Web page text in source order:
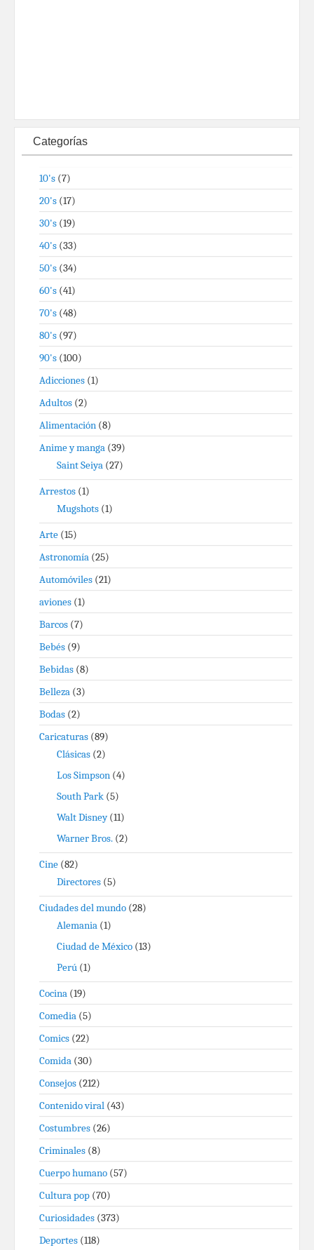
Categorías
10's (7)
20's (17)
30's (19)
40's (33)
50's (34)
60's (41)
70's (48)
80's (97)
90's (100)
Adicciones (1)
Adultos (2)
Alimentación (8)
Anime y manga (39)
Saint Seiya (27)
Arrestos (1)
Mugshots (1)
Arte (15)
Astronomía (25)
Automóviles (21)
aviones (1)
Barcos (7)
Bebés (9)
Bebidas (8)
Belleza (3)
Bodas (2)
Caricaturas (89)
Clásicas (2)
Los Simpson (4)
South Park (5)
Walt Disney(11)
Warner Bros. (2)
Cine (82)
Directores (5)
Ciudades del mundo (28)
Alemania (1)
Ciudad de México (13)
Perú (1)
Cocina (19)
Comedia (5)
Comics (22)
Comida (30)
Consejos (212)
Contenido viral (43)
Costumbres (26)
Criminales (8)
Cuerpo humano (57)
Cultura pop (70)
Curiosidades (373)
Deportes (118)